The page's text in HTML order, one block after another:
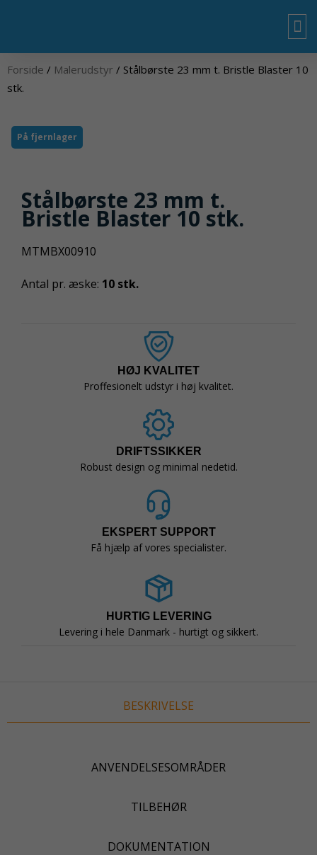
Forside / Malerudstyr / Stålbørste 23 mm t. Bristle Blaster 10
stk.
Stålbørste 23 mm t.
Bristle Blaster 10 stk.
MTMBX00910
Antal pr. æske: 10 stk.
HØJ KVALITET
Proffesionelt udstyr i høj kvalitet.
DRIFTSSIKKER
Robust design og minimal nedetid.
EKSPERT SUPPORT
Få hjælp af vores specialister.
HURTIG LEVERING
Levering i hele Danmark - hurtigt og sikkert.
På fjernlager
BESKRIVELSE
ANVENDELSESOMRÅDER
TILBEHØR
DOKUMENTATION